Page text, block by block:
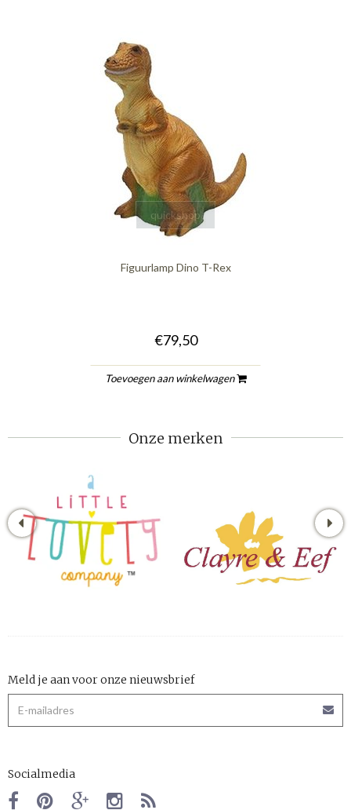
quickshop
Figuurlamp Dino T-Rex
€79,50
Toevoegen aan winkelwagen
Onze merken
Meld je aan voor onze nieuwsbrief
Socialmedia